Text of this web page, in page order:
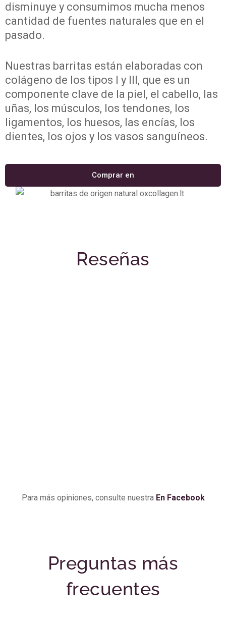
disminuye y consumimos mucha menos
cantidad de fuentes naturales que en el
pasado.
Nuestras barritas están elaboradas con
colágeno de los tipos I y III, que es un
componente clave de la piel, el cabello, las
uñas, los músculos, los tendones, los
ligamentos, los huesos, las encías, los
dientes, los ojos y los vasos sanguíneos.
Comprar en
Reseñas
Para más opiniones, consulte nuestra En Facebook
Preguntas más
frecuentes